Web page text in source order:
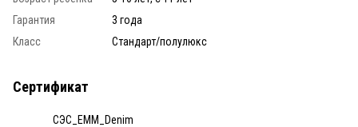
Гарантия
3 года
Класс
Стандарт/полулюкс
Сертификат
СЭС_ЕММ_Denim